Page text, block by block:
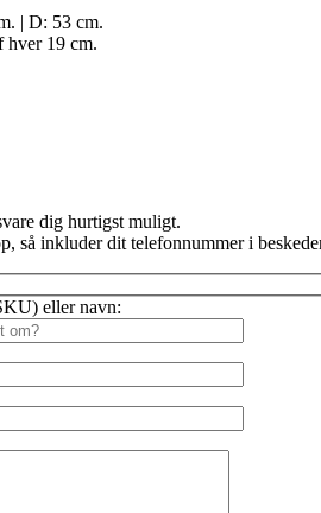
| D: 53 cm.
hver 19 cm.
dig hurtigst muligt.
så inkluder dit telefonnummer i
eller navn: